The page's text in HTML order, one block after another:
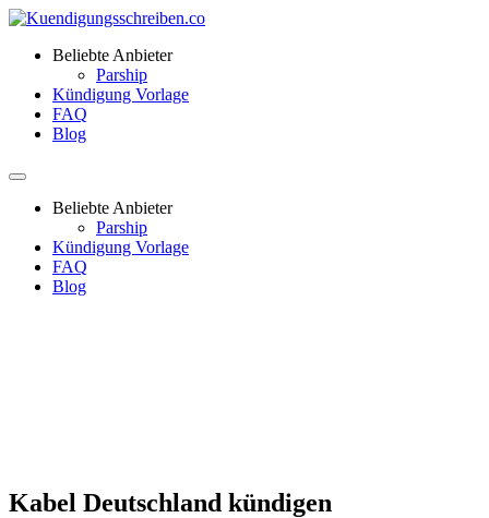
Beliebte Anbieter
Parship
Kündigung Vorlage
FAQ
Blog
Beliebte Anbieter
Parship
Kündigung Vorlage
FAQ
Blog
Kabel Deutschland kündigen